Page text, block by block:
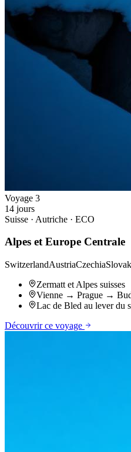
Voyage 3
14 jours
Suisse · Autriche · ECO
Alpes et Europe Centrale
SwitzerlandAustriaCzechia
Zermatt et Alpes suisses
Vienne → Prague →
Lac de Bled au lever du
Découvrir ce voyage